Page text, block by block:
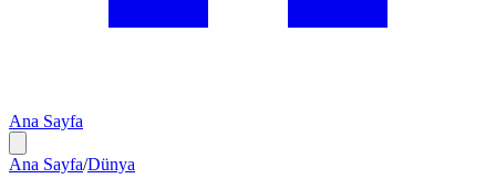
Ana Sayfa
Ana Sayfa/Dünya